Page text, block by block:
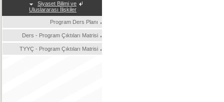
Siyaset Bilimi ve
Uluslararası İlişkiler
Program Ders Planı
Ders - Program Çıktıları Matrisi
TYYÇ - Program Çıktıları Matrisi